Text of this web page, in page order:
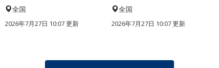
全国
2026年7月27日 10:07 更新
全国
2026年7月27日 10:07 更新